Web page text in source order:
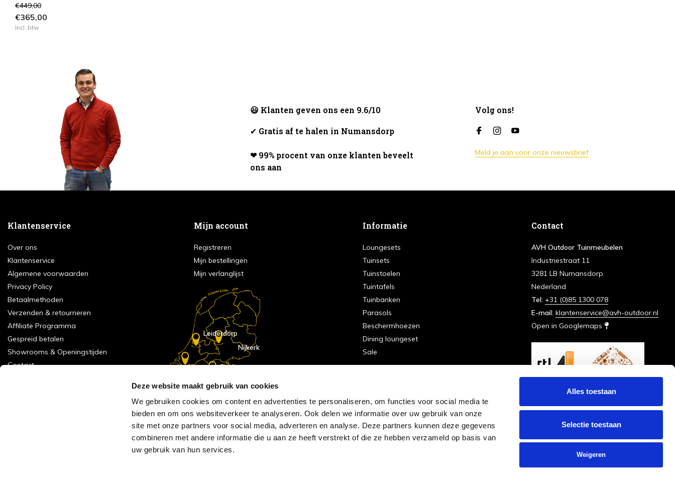
Deze website maakt gebruik van cookies
We gebruiken cookies om content en advertenties te personaliseren, om functies voor social media te
bieden en om ons websiteverkeer te analyseren. Ook delen we informatie over uw gebruik van onze
site met onze partners voor social media, adverteren en analyse. Deze partners kunnen deze gegevens
combineren met andere informatie die u aan ze heeft verstrekt of die ze hebben verzameld op basis van
uw gebruik van hun services.
Alles toestaan
Selectie toestaan
Weigeren
€449,00
€365,00
Incl. btw
😃 Klanten geven ons een 9.6/10
✔ Gratis af te halen in Numansdorp
❤ 99% procent van onze klanten beveelt
ons aan
Volg ons!
Meld je aan voor onze nieuwsbrief
Klantenservice
Over ons
Klantenservice
Algemene voorwaarden
Privacy Policy
Betaalmethoden
Verzenden & retourneren
Affiliate Programma
Gespreid betalen
Showrooms & Openingstijden
Contact
Mijn account
Registreren
Mijn bestellingen
Mijn verlanglijst
Eindhoven
Nijkerk
Leiderdorp
Informatie
Loungesets
Tuinsets
Tuinstoelen
Tuintafels
Tuinbanken
Parasols
Beschermhoezen
Dining loungeset
Sale
Contact
AVH Outdoor Tuinmeubelen
Industriestraat 11
3281 LB Numansdorp
Nederland
Tel: +31 (0)85 1300 078
E-mail: klantenservice@avh-outdoor.nl
Open in Googlemaps